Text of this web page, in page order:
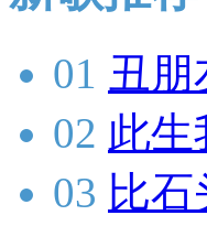
01 丑朋
02 此生
03 比石